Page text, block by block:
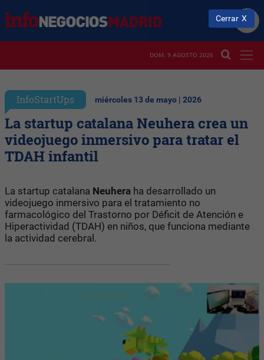
DOM. 9 AGOSTO 2026
InfoStartUps miércoles 13 de mayo | 2026
La startup catalana Neuhera crea un
videojuego inmersivo para tratar el
TDAH infantil
La startup catalana Neuhera ha desarrollado un
videojuego inmersivo para el tratamiento no
farmacológico del Trastorno por Déficit de Atención e
Hiperactividad (TDAH) en niños, que funciona mediante
la actividad cerebral.
Cerrar